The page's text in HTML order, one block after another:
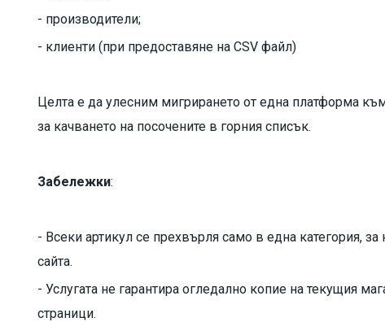
- производители;
- клиенти (при предоставяне на CSV файл)
Целта е да улесним мигрирането от една платформа
за качването на посочените в горния списък.
Забележки:
- Всеки артикул се прехвърля само в една категория,
сайта.
- Услугата не гарантира огледално копие на текущия
страници.